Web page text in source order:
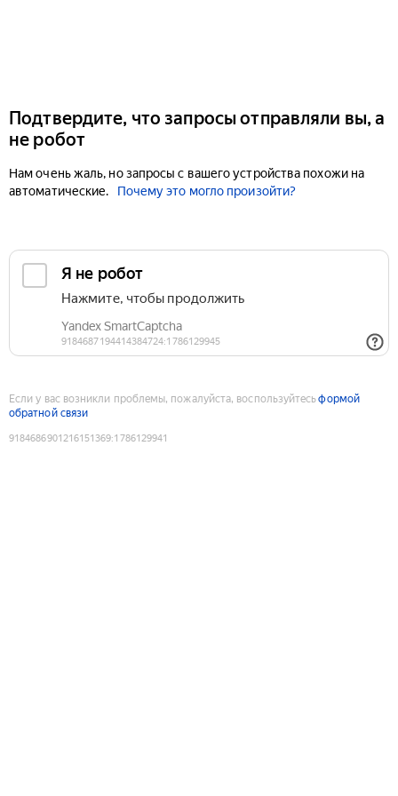
Подтвердите, что запросы отправляли вы, а
не робот
Нам очень жаль, но запросы с вашего устройства похожи на
автоматические.
Почему это могло произойти?
Если у вас возникли проблемы, пожалуйста, воспользуйтесьформой
обратной связи
9184686901216151369:1786129941